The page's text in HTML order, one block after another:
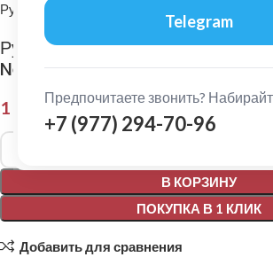
Telegram
Предпочитаете звонить?
+7 (977) 294-70-96
Русь
Русь: Снегозадержатель
NewLine 4 опоры 3 м. Ral 8004
1 150,00₽
В КОРЗИНУ
ПОКУПКА В 1 КЛИК
Добавить для сравнения